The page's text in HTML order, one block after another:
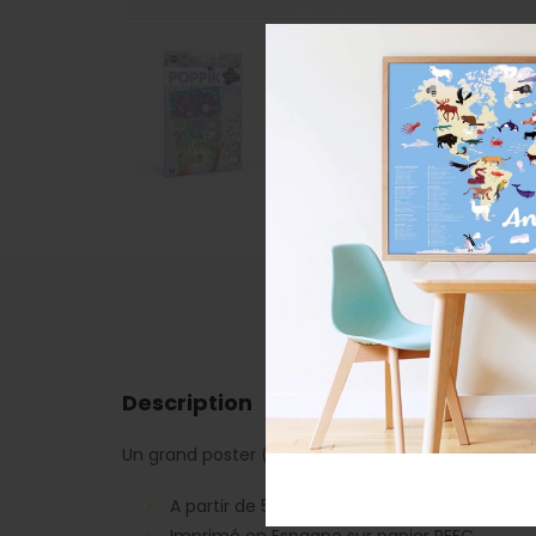
Description
Un grand poster (48 x 68 cm) et plus de 150
A partir de 5 ans